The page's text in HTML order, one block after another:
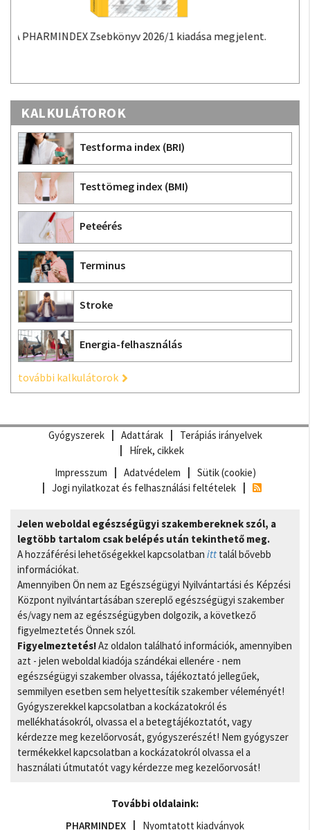
A PHARMINDEX Mobil alkalmazás a PHARMINDEX
KALKULÁTOROK
Testforma index (BRI)
Testtömeg index (BMI)
Peteérés
Terminus
Stroke
Energia-felhasználás
további kalkulátorok
Gyógyszerek Adattárak
Terápiás irányelvek
Hírek, cikkek
Impresszum
Adatvédelem
Sütik (cookie)
Jogi nyilatkozat és felhasználási feltételek
Jelen weboldal egészségügyi szakembereknek szól, a
legtöbb tartalom csak belépés után tekinthető meg.
A hozzáférési lehetőségekkel kapcsolatban itt talál bővebb
információkat.
Amennyiben Ön nem az Egészségügyi Nyilvántartási és Képzési
Központ nyilvántartásában szereplő egészségügyi szakember
és/vagy nem az egészségügyben dolgozik, a következő
figyelmeztetés Önnek szól.
Figyelmeztetés!Az oldalon található információk, amennyiben
azt - jelen weboldal kiadója szándékai ellenére - nem
egészségügyi szakember olvassa, tájékoztató jellegűek,
semmilyen esetben sem helyettesítik szakember véleményét!
Gyógyszerekkel kapcsolatban a kockázatokról és
mellékhatásokról, olvassa el a betegtájékoztatót, vagy
kérdezze meg kezelőorvosát, gyógyszerészét! Nem gyógyszer
termékekkel kapcsolatban a kockázatokról olvassa el a
használati útmutatót vagy kérdezze meg kezelőorvosát!
További oldalaink:
PHARMINDEX
Nyomtatott kiadványok